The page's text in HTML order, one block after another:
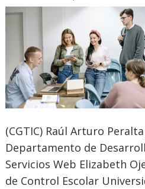
(CGTIC) Raúl Arturo
Departamento de
Servicios Web Elizabeth
de Control Escolar